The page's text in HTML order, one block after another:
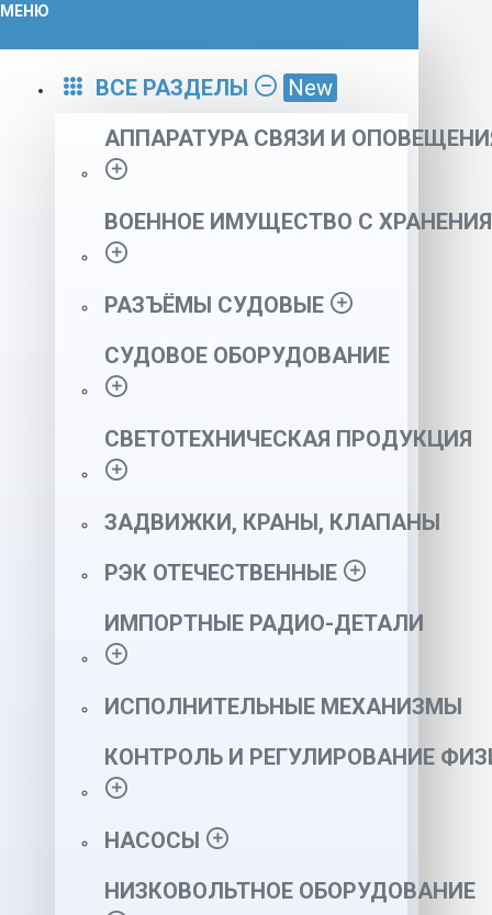
МЕНЮ
ВСЕ РАЗДЕЛЫ
New
АППАРАТУРА СВЯЗИ И
ВОЕННОЕ ИМУЩЕСТВО С ХРАНЕНИЯ
РАЗЪЁМЫ СУДОВЫЕ
СУДОВОЕ ОБОРУДОВАНИЕ
СВЕТОТЕХНИЧЕСКАЯ ПРОДУКЦИЯ
ЗАДВИЖКИ, КРАНЫ, КЛАПАНЫ
РЭК ОТЕЧЕСТВЕННЫЕ
ИМПОРТНЫЕ РАДИО-ДЕТАЛИ
ИСПОЛНИТЕЛЬНЫЕ МЕХАНИЗМЫ
КОНТРОЛЬ И РЕГУЛИРОВАНИЕ
НАСОСЫ
НИЗКОВОЛЬТНОЕ ОБОРУДОВАНИЕ